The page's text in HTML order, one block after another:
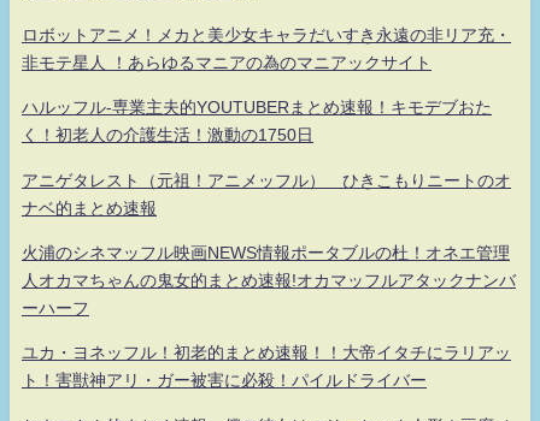
ロボットアニメ！メカと美少女キャラだいすき永遠の非リア充・
非モテ星人 ！あらゆるマニアの為のマニアックサイト
ハルッフル-専業主夫的YOUTUBERまとめ速報！キモデブおた
く！初老人の介護生活！激動の1750日
アニゲタレスト（元祖！アニメッフル） ひきこもりニートのオ
ナベ的まとめ速報
火浦のシネマッフル映画NEWS情報ポータブルの杜！オネエ管理
人オカマちゃんの鬼女的まとめ速報!オカマッフルアタックナンバ
ーハーフ
ユカ・ヨネッフル！初老的まとめ速報！！大帝イタチにラリアッ
ト！害獣神アリ・ガー被害に必殺！パイルドライバー